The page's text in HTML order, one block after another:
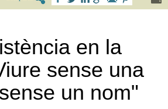
en la
sense una
un nom"